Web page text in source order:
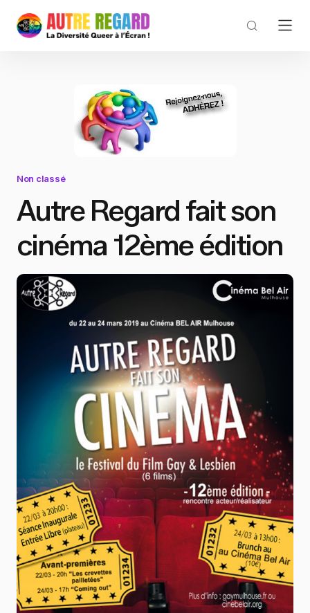
Non classé
Autre Regard fait son
cinéma 12ème édition